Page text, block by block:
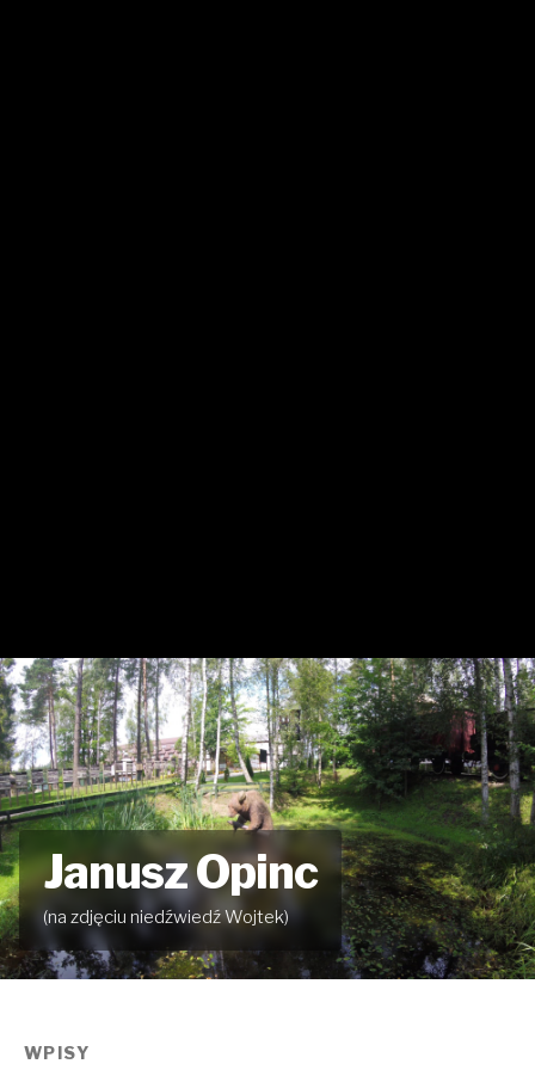
Janusz Opinc
(na zdjęciu niedźwiedź Wojtek)
WPISY